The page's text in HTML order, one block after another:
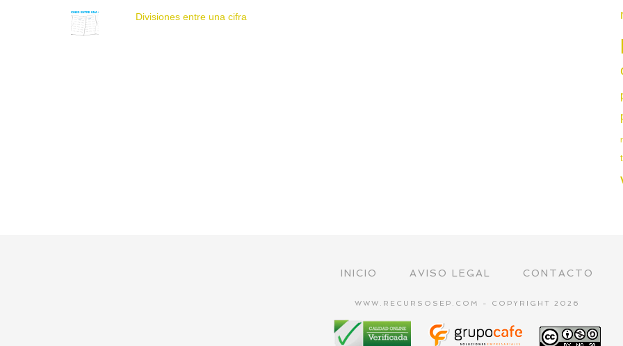
Divisiones entre una cifra
INICIO AVISO LEGAL CONTACTO
WWW.RECURSOSEP.COM - COPYRIGHT 2026